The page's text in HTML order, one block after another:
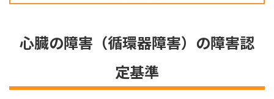
心臓の障害（循環器障害）の障害認
定基準